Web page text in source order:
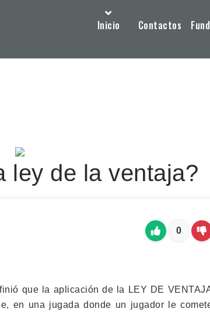
Inicio Contactos
ley de la ventaja?
0
que la aplicación de la LEY DE
en una jugada donde un jugador le